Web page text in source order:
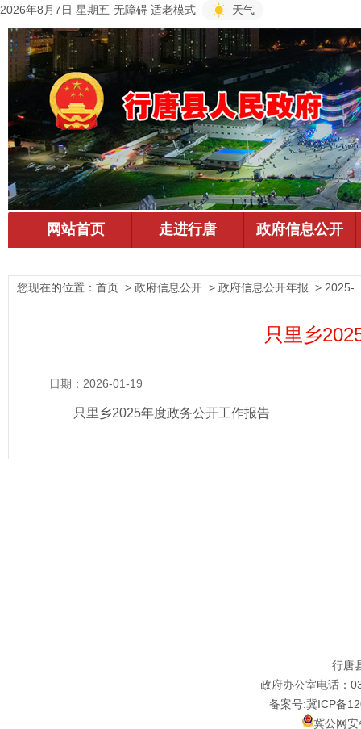
2026年8月7日 星期五 无障碍 适老模式 天气
您现在的位置： 首页 > 政府信息公开 > 政府信息公开年报 > 2025-
只里乡
日期：2026-01-19
只里乡2025年度政务公开工作报告